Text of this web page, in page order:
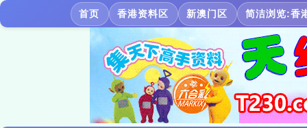
首页 香港资料区 新澳门区 简洁浏览:香